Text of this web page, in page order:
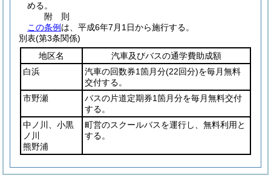
める。
附 則
この条例 は、平成6年7月1日から施行する。
別表(第3条関係)
地区名
汽車及びバスの通学費助成額
白浜
汽車の回数券1箇月分(22回分)を毎月無料
交付する。
市野瀬
バスの片道定期券1箇月分を毎月無料交付
する。
中ノ川、小黒
ノ川
熊野浦
町営のスクールバスを運行し、無料利用と
する。